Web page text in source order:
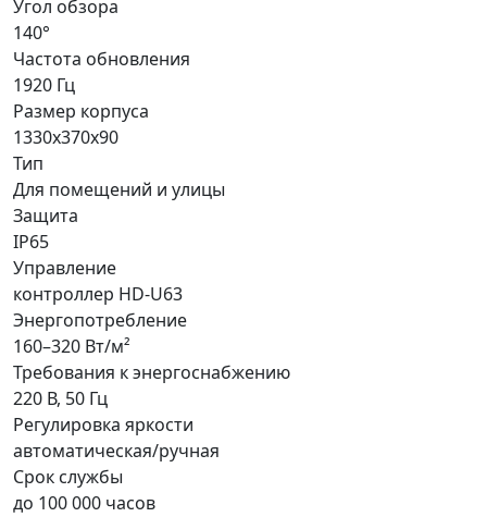
Угол обзора
140°
Частота обновления
1920 Гц
Размер корпуса
1330x370x90
Тип
Для помещений и улицы
Защита
IP65
Управление
контроллер HD-U63
Энергопотребление
160–320 Вт/м²
Требования к энергоснабжению
220 В, 50 Гц
Регулировка яркости
автоматическая/ручная
Срок службы
до 100 000 часов